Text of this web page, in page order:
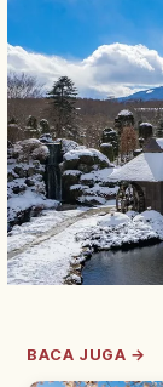
BACA JUGA →